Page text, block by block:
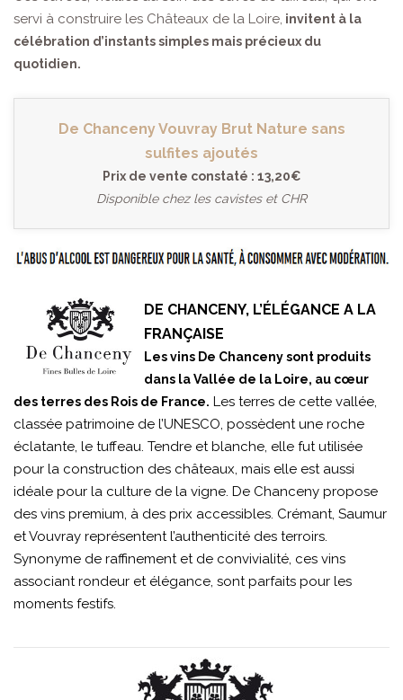
servi à construire les Châteaux de la Loire, invitent à la
célébration d’instants simples mais précieux du
quotidien.
De Chanceny Vouvray Brut Nature sans
sulfites ajoutés
Prix de vente constaté : 13,20€
Disponible chez les cavistes et CHR
DE CHANCENY, L’ÉLÉGANCE A LA
FRANÇAISE
Les vins De Chanceny sont produits
dans la Vallée de la Loire, au cœur
des terres des Rois de France. Les terres de cette vallée,
classée patrimoine de l’UNESCO, possèdent une roche
éclatante, le tuffeau. Tendre et blanche, elle fut utilisée
pour la construction des châteaux, mais elle est aussi
idéale pour la culture de la vigne. De Chanceny propose
des vins premium, à des prix accessibles. Crémant, Saumur
et Vouvray représentent l’authenticité des terroirs.
Synonyme de raffinement et de convivialité, ces vins
associant rondeur et élégance, sont parfaits pour les
moments festifs.